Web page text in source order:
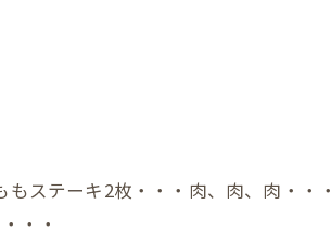
ステーキ2枚・・・肉、肉、肉・・・
・・